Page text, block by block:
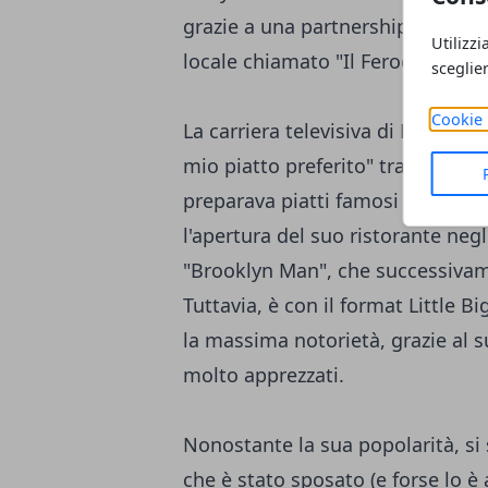
Cookie
grazie a una partnership con la
locale chiamato "Il Feroce" a
La carriera televisiva di Panella
mio piatto preferito" trasmesso
preparava piatti famosi italiani
l'apertura del suo ristorante
"Brooklyn Man", che
Tuttavia, è con il format Little
la massima notorietà, grazie al
molto apprezzati.
Nonostante la sua popolarità, si
che è stato sposato (e forse lo